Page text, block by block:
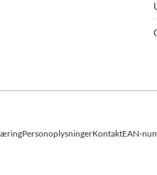
PersonoplysningerKontaktEAN-